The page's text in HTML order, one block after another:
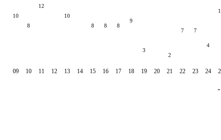
10
09
8
10
12
11 12
10
13 14
8
15
8
16
8
17
9
18
3
19 20
2
21
7
22
7
23
4
24